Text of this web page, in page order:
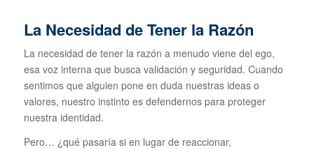
La Necesidad de Tener la Razón
La necesidad de tener la razón a menudo viene del ego,
esa voz interna que busca validación y seguridad. Cuando
sentimos que alguien pone en duda nuestras ideas o
valores, nuestro instinto es defendernos para proteger
nuestra identidad.
Pero… ¿qué pasaría si en lugar de reaccionar,